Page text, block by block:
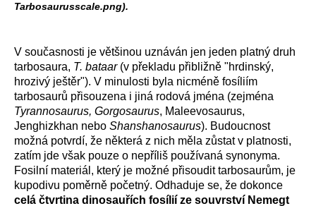
Tarbosaurusscale.png).
V současnosti je většinou uznáván jen jeden platný druh
tarbosaura, T. bataar(v překladu přibližně "hrdinský,
hrozivý ještěr"). V minulosti byla nicméně fosíliím
tarbosaurů přisouzena i jiná rodová jména (zejména
Tyrannosaurus, Gorgosaurus, Maleevosaurus,
Jenghizkhan nebo Shanshanosaurus). Budoucnost
možná potvrdí, že některá z nich měla zůstat v platnosti,
zatím jde však pouze o nepříliš používaná synonyma.
Fosilní materiál, který je možné přisoudit tarbosaurům, je
kupodivu poměrně početný. Odhaduje se, že dokonce
celá čtvrtina dinosauřích fosílií ze souvrství Nemegt